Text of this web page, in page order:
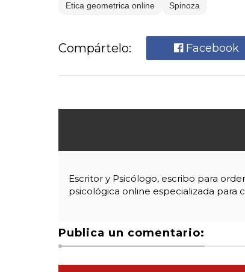
Etica geometrica online Spinoza
Compártelo: Facebook
Escritor y Psicólogo, escribo para
psicológica online especializada para
Publica un comentario: